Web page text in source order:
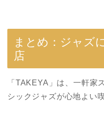
まとめ：ジャズ
店
「TAKEYA」は、一軒家
シックジャズが心地よい